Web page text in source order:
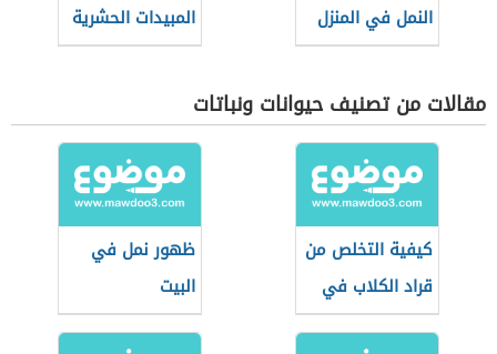
النمل في المنزل
المبيدات الحشرية
في المنزل
مقالات من تصنيف حيوانات ونباتات
كيفية التخلص من
قراد الكلاب في
المنزل
ظهور نمل في
البيت